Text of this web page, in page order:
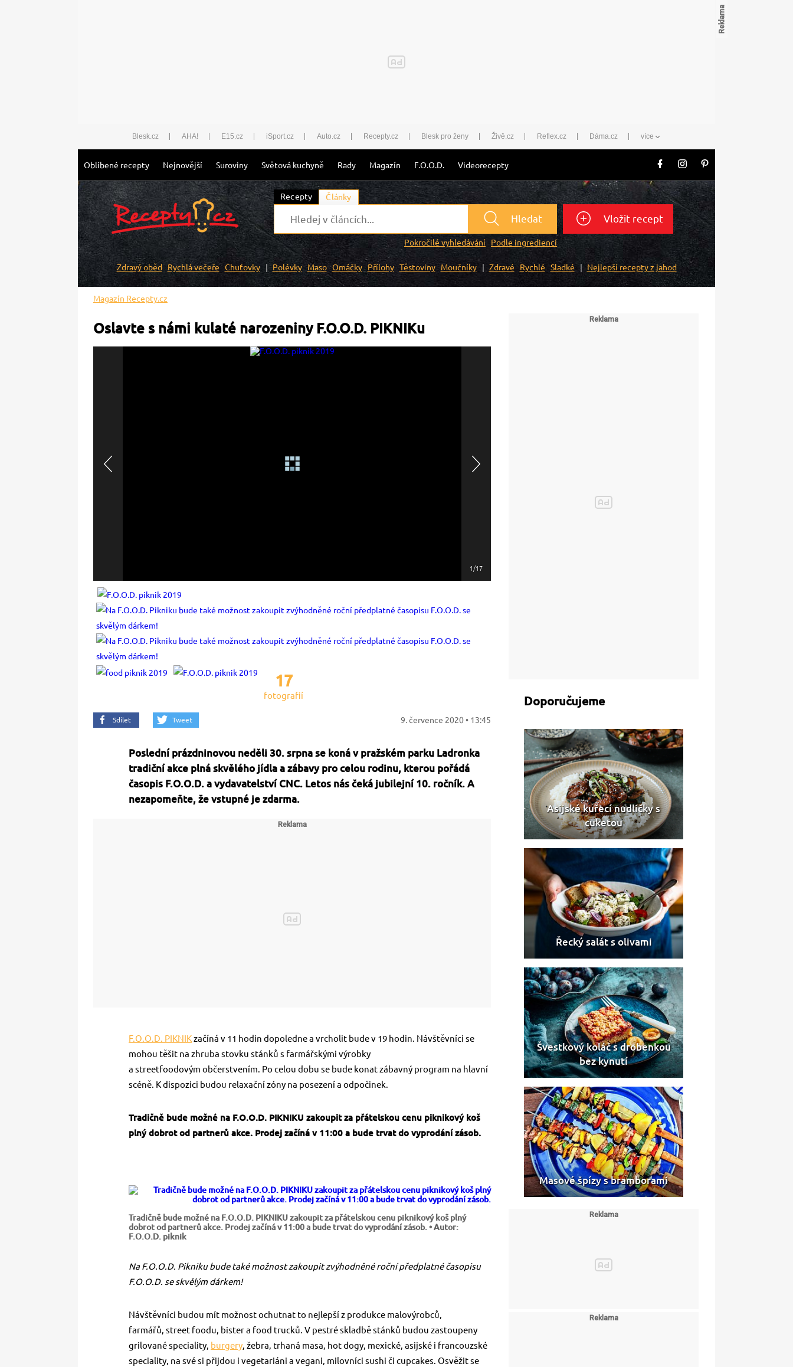
Blesk.cz AHA! E15.cz iSport.cz Auto.cz Recepty.cz Blesk pro ženy Živě.cz Reflex.cz Dáma.cz více
Oblíbené recepty Nejnovější Suroviny Světová kuchyně Rady Magazín F.O.O.D. Videorecepty
Recepty Články
Hledat
Pokročilé vyhledávání Podle ingrediencí
Vložit recept
Zdravý oběd Rychlá večeře Chuťovky Polévky Maso Omáčky Přílohy Těstoviny Moučníky Zdravé Rychlé Sladké Nejlepší recepty z jahod
Magazín Recepty.cz
Oslavte s námi kulaté narozeniny F.O.O.D. PIKNIKu
1/17
17
fotografií
9. července 2020 • 13:45
Sdílet Tweet
Poslední prázdninovou neděli 30. srpna se koná v pražském parku Ladronka
tradiční akce plná skvělého jídla a zábavy pro celou rodinu, kterou pořádá
časopis F.O.O.D. a vydavatelství CNC. Letos nás čeká jubilejní 10. ročník. A
nezapomeňte, že vstupné je zdarma.
F.O.O.D. PIKNIKzačíná v 11 hodin dopoledne a vrcholit bude v 19 hodin. Návštěvníci se
mohou těšit na zhruba stovku stánků s farmářskými výrobky
a streetfoodovým občerstvením. Po celou dobu se bude konat zábavný program na hlavní
scéně. K dispozici budou relaxační zóny na posezení a odpočinek.
Tradičně bude možné na F.O.O.D. PIKNIKU zakoupit za přátelskou cenu piknikový koš
plný dobrot od partnerů akce. Prodej začíná v 11:00 a bude trvat do vyprodání zásob.
Tradičně bude možné na F.O.O.D. PIKNIKU zakoupit za přátelskou cenu piknikový koš plný
dobrot od partnerů akce. Prodej začíná v 11:00 a bude trvat do vyprodání zásob.• Autor:
F.O.O.D. piknik
Na F.O.O.D. Pikniku bude také možnost zakoupit zvýhodněné roční předplatné časopisu
F.O.O.D. se skvělým dárkem!
Návštěvníci budou mít možnost ochutnat to nejlepší z produkce malovýrobců,
farmářů, street foodu, bister a food trucků. V pestré skladbě stánků budou zastoupeny
grilované speciality, burgery, žebra, trhaná masa, hot dogy, mexické, asijské i francouzské
speciality, na své si přijdou i vegetariáni a vegani, milovníci sushi či cupcakes. Osvěžit se
Doporučujeme
Asijské kuřecí nudličky s
cuketou
Řecký salát s olivami
Švestkový koláč s drobenkou
bez kynutí
Masové špízy s bramborami